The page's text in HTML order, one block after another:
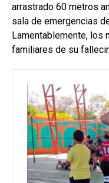
arrastrado 60 metros
sala de emergencias
Lamentablemente, los
familiares de su